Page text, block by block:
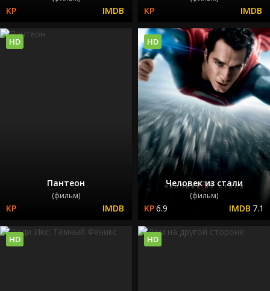
Пантеон
(фильм)
HD
Человек из стали
(фильм)
6.9 7.1
HD
HD HD